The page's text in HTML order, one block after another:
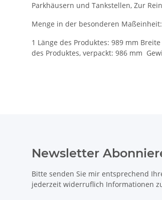
Parkhäusern und Tankstellen, Zur
Menge in der besonderen Maßeinheit:
1 Länge des Produktes: 989 mm
des Produktes, verpackt: 986 mm
Newsletter
Bitte senden Sie mir entsprechend
jederzeit widerruflich Informationen